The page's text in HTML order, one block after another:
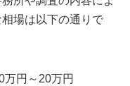
場は以下の通りで
万円～20万円